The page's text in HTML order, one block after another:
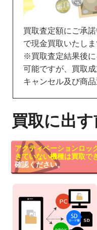
買取査定額にご承
で現金買取いたしま
※買取査定結果後
可能ですが、買取
キャンセル及び商
買取に出
アクティベーションロッ
きていない機種は買取で
確認ください。